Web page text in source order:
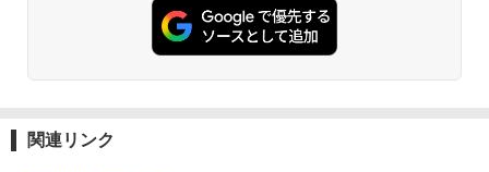
関連リンク